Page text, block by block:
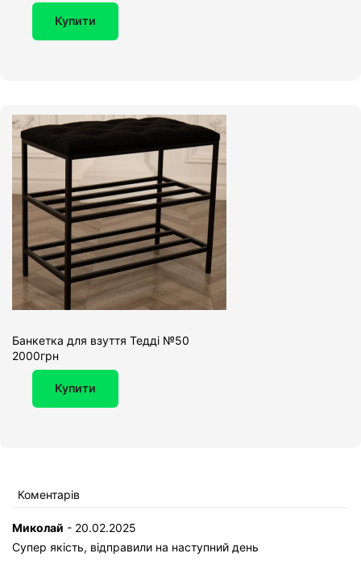
Купити
Банкетка для взуття Тедді №50
2000грн
Купити
Коментарів
Миколай - 20.02.2025
Супер якість, відправили на наступний день